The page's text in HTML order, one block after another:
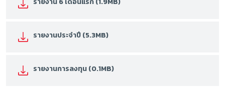
รายงานประจำปี (5.3MB)
รายงานการลงทุน (0.1MB)